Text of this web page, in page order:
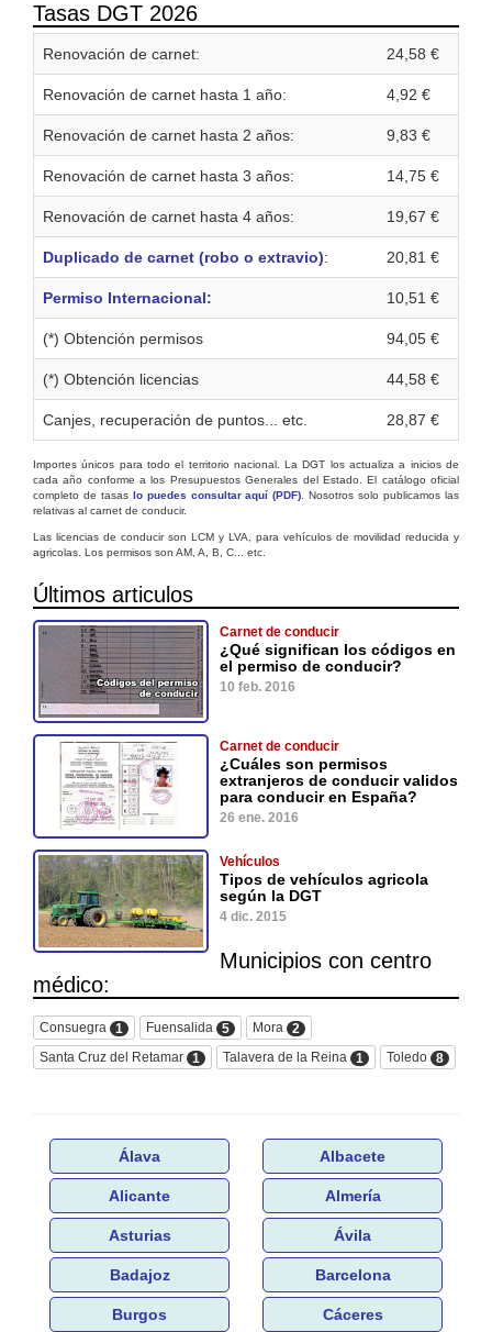
Tasas DGT 2026
Renovación de carnet: 24,58 €
Renovación de carnet hasta 1 año: 4,92 €
Renovación de carnet hasta 2 años: 9,83 €
Renovación de carnet hasta 3 años: 14,75 €
Renovación de carnet hasta 4 años: 19,67 €
Duplicado de carnet (robo o extravio): 20,81 €
Permiso Internacional: 10,51 €
(*) Obtención permisos 94,05 €
(*) Obtención licencias 44,58 €
Canjes, recuperación de puntos... etc. 28,87 €
Importes únicos para todo el territorio nacional. La DGT los actualiza a inicios de
cada año conforme a los Presupuestos Generales del Estado. El catálogo oficial
completo de tasas lo puedes consultar aquí (PDF) . Nosotros solo publicamos las
relativas al carnet de conducir.
Las licencias de conducir son LCM y LVA, para vehículos de movilidad reducida y
agricolas. Los permisos son AM, A, B, C... etc.
Últimos articulos
Carnet de conducir
¿Qué significan los códigos en
el permiso de conducir?
10 feb. 2016
Carnet de conducir
¿Cuáles son permisos
extranjeros de conducir validos
para conducir en España?
26 ene. 2016
Vehículos
Tipos de vehículos agricola
según la DGT
4 dic. 2015
Municipios con centro
médico:
Consuegra 1 Fuensalida 5 Mora
2
Santa Cruz del Retamar 1 Talavera de la Reina 1 Toledo 8
Álava Albacete
Alicante Almería
Asturias Ávila
Badajoz Barcelona
Burgos Cáceres